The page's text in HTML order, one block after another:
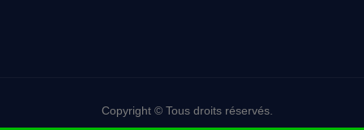
Copyright © Tous droits réservés.